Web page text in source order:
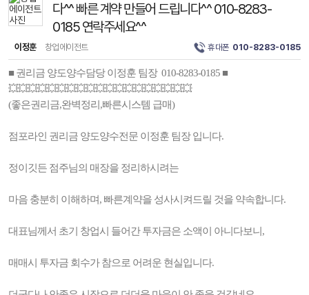
다^^ 빠른 계약 만들어 드립니다^^ 010-8283-
0185 연락주세요^^
이정훈 창업에이전트 휴대폰 010-8283-0185
■ 권리금 양도양수담당 이정훈 팀장 010-8283-0185 ■
💥💥💥💥💥💥💥💥💥💥💥💥💥💥💥💥💥💥💥
(좋은권리금,완벽정리,빠른시스템 급매)
점포라인 권리금 양도양수전문 이정훈 팀장 입니다.
정이깃든 점주님의 매장을 정리하시려는
마음 충분히 이해하며, 빠른계약을 성사시켜드릴 것을 약속합니다.
대표님께서 초기 창업시 들어간 투자금은 소액이 아니다보니,
매매시 투자금 회수가 참으로 어려운 현실입니다.